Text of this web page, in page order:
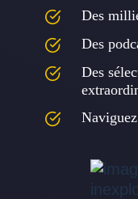
Des
Des
Des